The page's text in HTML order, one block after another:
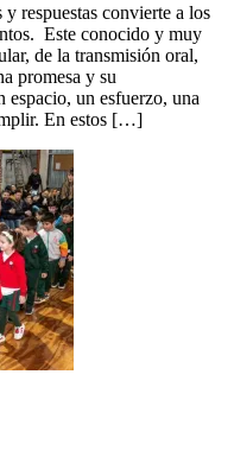
respuestas convierte a los
Este conocido y muy
de la transmisión oral,
promesa y su
un esfuerzo, una
En estos […]